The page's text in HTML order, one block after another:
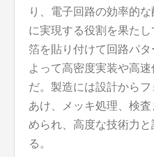
り、電子回路の効率的
に実現する役割を果た
箔を貼り付けて回路パ
よって高密度実装や高
だ。製造には設計から
あけ、メッキ処理、検
められ、高度な技術力
る。